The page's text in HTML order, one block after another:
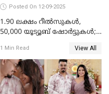
Posted On 12-09-2025
1.90 ലക്ഷം റീല്‍സുകള്‍,
50,000 യൂട്യൂബ് ഷോര്‍ട്ടുകള്‍;
ഹിറ്റായി ഓണം മൂഡ് ഗാനം
1 Min Read View All